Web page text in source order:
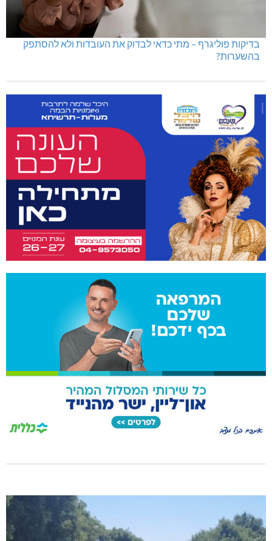
בדיקות פוליגרף – מתי כדאי לבדוק את העובדות ולא להסתפק
בהשערות?